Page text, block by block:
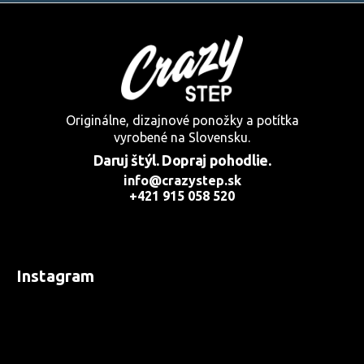
s
u
Originálne, dizajnové ponožky a potítka
vyrobené na Slovensku.
Daruj štýl. Dopraj pohodlie.
info@crazystep.sk
+421 915 058 520
Instagram